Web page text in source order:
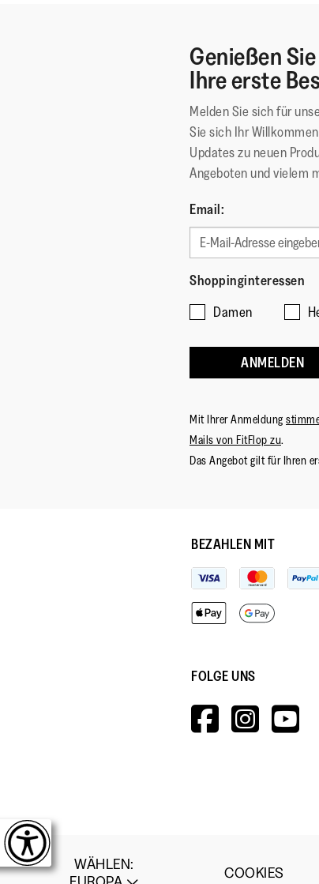
Genießen
Ihre erste
Melden Sie sich für
Sie sich Ihr
Updates zu neuen
Angeboten und vielem
Email:
Shoppinginteressen
Damen
ANMELDEN
Mit Ihrer Anmeldung
Mails von FitFlop zu.
Das Angebot gilt für Ihren
BEZAHLEN MIT
FOLGE UNS
WÄHLEN:
COOKIES